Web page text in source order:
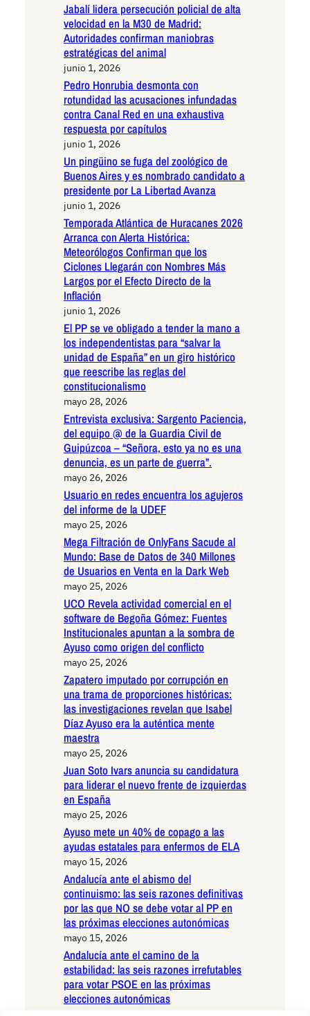
Jabalí lidera persecución policial de alta
velocidad en la M30 de Madrid:
Autoridades confirman maniobras
estratégicas del animal
junio 1, 2026
Pedro Honrubia desmonta con
rotundidad las acusaciones infundadas
contra Canal Red en una exhaustiva
respuesta por capítulos
junio 1, 2026
Un pingüino se fuga del zoológico de
Buenos Aires y es nombrado candidato a
presidente por La Libertad Avanza
junio 1, 2026
Temporada Atlántica de Huracanes 2026
Arranca con Alerta Histórica:
Meteorólogos Confirman que los
Ciclones Llegarán con Nombres Más
Largos por el Efecto Directo de la
Inflación
junio 1, 2026
El PP se ve obligado a tender la mano a
los independentistas para “salvar la
unidad de España” en un giro histórico
que reescribe las reglas del
constitucionalismo
mayo 28, 2026
Entrevista exclusiva: Sargento Paciencia,
del equipo @ de la Guardia Civil de
Guipúzcoa – “Señora, esto ya no es una
denuncia, es un parte de guerra”.
mayo 26, 2026
Usuario en redes encuentra los agujeros
del informe de la UDEF
mayo 25, 2026
Mega Filtración de OnlyFans Sacude al
Mundo: Base de Datos de 340 Millones
de Usuarios en Venta en la Dark Web
mayo 25, 2026
UCO Revela actividad comercial en el
software de Begoña Gómez: Fuentes
Institucionales apuntan a la sombra de
Ayuso como origen del conflicto
mayo 25, 2026
Zapatero imputado por corrupción en
una trama de proporciones históricas:
las investigaciones revelan que Isabel
Díaz Ayuso era la auténtica mente
maestra
mayo 25, 2026
Juan Soto Ivars anuncia su candidatura
para liderar el nuevo frente de izquierdas
en España
mayo 25, 2026
Ayuso mete un 40% de copago a las
ayudas estatales para enfermos de ELA
mayo 15, 2026
Andalucía ante el abismo del
continuismo: las seis razones definitivas
por las que NO se debe votar al PP en
las próximas elecciones autonómicas
mayo 15, 2026
Andalucía ante el camino de la
estabilidad: las seis razones irrefutables
para votar PSOE en las próximas
elecciones autonómicas